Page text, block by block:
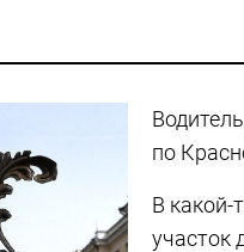
по
В какой-
участок